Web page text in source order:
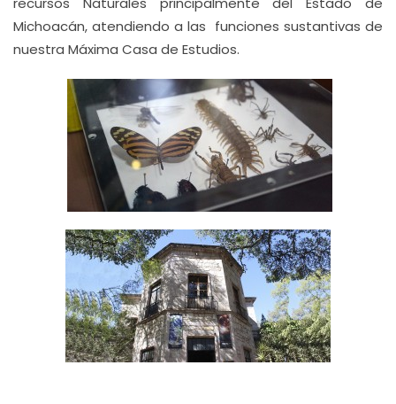
Michoacán, atendiendo a las funciones sustantivas de
nuestra Máxima Casa de Estudios.